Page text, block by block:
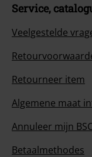
Service,
Veelgestelde
Retourneer item
Algemene maat
Annuleer mijn
Betaalmethodes